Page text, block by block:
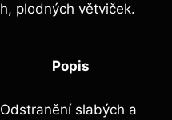
plodných větviček.
Popis
Odstranění slabých a